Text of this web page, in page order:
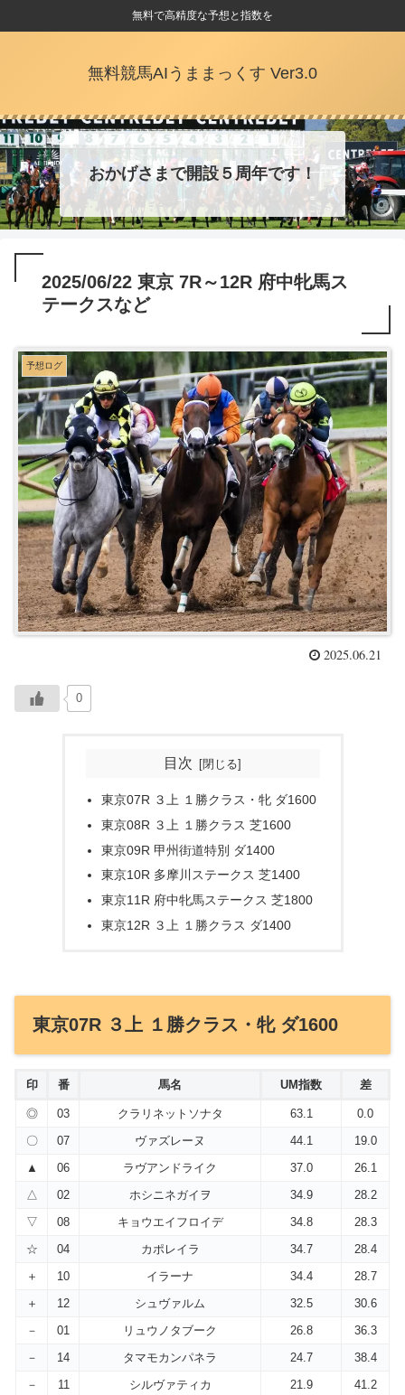
無料で高精度な予想と指数を
無料競馬AIうままっくす Ver3.0
おかげさまで開設５周年です！
2025/06/22 東京 7R～12R 府中牝馬ス
テークスなど
予想ログ
2025.06.21
0
目次
東京07R ３上 １勝クラス・牝 ダ1600
東京08R ３上 １勝クラス 芝1600
東京09R 甲州街道特別 ダ1400
東京10R 多摩川ステークス 芝1400
東京11R 府中牝馬ステークス 芝1800
東京12R ３上 １勝クラス ダ1400
東京07R ３上 １勝クラス・牝 ダ1600
印 番 馬名 UM指数 差
◎ 03 クラリネットソナタ 63.1
0.0
〇
07 ヴァズレーヌ 44.1
19.0
▲
06 ラヴアンドライク 37.0
26.1
△
02 ホシニネガイヲ 34.9
28.2
▽
08 キョウエイフロイデ 34.8
28.3
☆
04 カポレイラ 34.7
28.4
＋
10 イラーナ 34.4
28.7
＋
12 シュヴァルム 32.5
30.6
－
01 リュウノタブーク 26.8
36.3
－
14 タマモカンパネラ 24.7
38.4
－
11 シルヴァティカ 21.9
41.2